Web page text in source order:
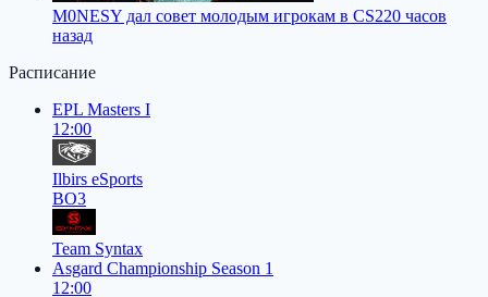
M0NESY дал совет молодым игрокам в CS220 часов
назад
Расписание
EPL Masters I
12:00
Ilbirs eSports
BO3
Team Syntax
Asgard Championship Season 1
12:00